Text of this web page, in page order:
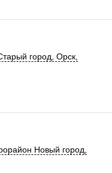
город, Орск
Новый город,